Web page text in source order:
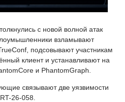
с новой волной атак
взламывают
подсовывают участникам
клиент и устанавливают на
и PhantomGraph.
связывают две уязвимости
26-058.